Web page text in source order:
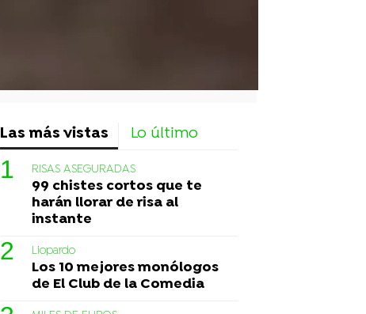
Las más vistas Lo último
RISAS ASEGURADAS
99 chistes cortos que te
harán llorar de risa al
instante
Liopardo
Los 10 mejores monólogos
de El Club de la Comedia